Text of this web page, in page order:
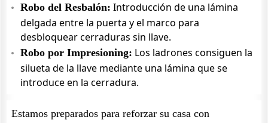
Robo del Resbalón: Introducción de una lámina
delgada entre la puerta y el marco para
desbloquear cerraduras sin llave.
Robo por Impresioning: Los ladrones consiguen la
silueta de la llave mediante una lámina que se
introduce en la cerradura.
Estamos preparados para reforzar su casa con